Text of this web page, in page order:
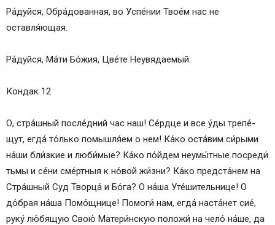
Ра́­дуй­ся, Обра́дованная, во Успе́нии Тво­е́м нас не
оставля́ющая.
Ра́­дуй­ся, Ма́­ти Бо́­жия, Цве́­те Не­увя­да­емый.
Кондак 12
О, стра́шный после́дний час наш! Се́рд­це и все у́ды тре­пе́­
щут, ег­да́ то́лько помышля́ем о нем! Ка́­ко оста́вим си́рыми
на́ши бли́зкие и люби́мые? Ка́­ко по́йдем неумы́тные посреди́
тьмы и се́ни сме́ртныя к но́вой жи́з­ни? Ка́­ко предста́нем на
Стра́шный Суд Творца́ и Бо́­га? О на́­ша Уте́­ши­тель­ни­це! О
до́б­рая на́­ша По­мо́щ­ни­це! Помоги́ нам, ег­да́ наста́нет сие́,
ру­ку́ лю́бящую Свою́ Матери́нскую по­ло­жи́ на чело́ на́­ше, да